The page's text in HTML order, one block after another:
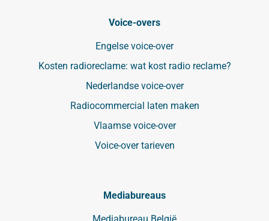
Voice-overs
Engelse voice-over
Kosten radioreclame: wat kost radio reclame?
Nederlandse voice-over
Radiocommercial laten maken
Vlaamse voice-over
Voice-over tarieven
Mediabureaus